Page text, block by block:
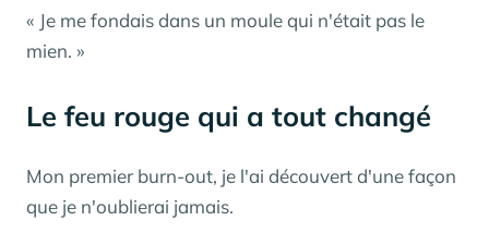
« Je me fondais dans un moule qui n'était pas le
mien. »
Le feu rouge qui a tout changé
Mon premier burn-out, je l'ai découvert d'une façon
que je n'oublierai jamais.